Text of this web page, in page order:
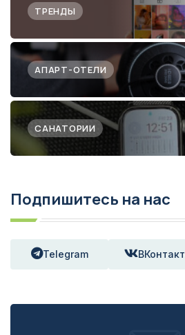
ТРЕНДЫ
АПАРТ-ОТЕЛИ
САНАТОРИИ
Подпишитесь на нас
Telegram